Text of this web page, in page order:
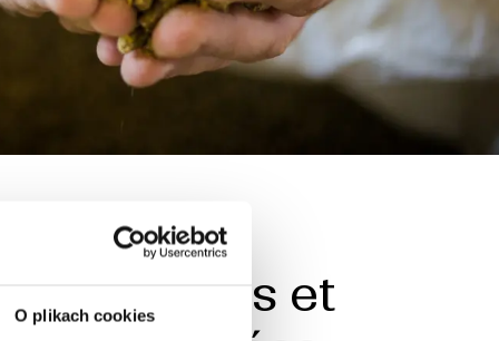
O plikach cookiesVertes et